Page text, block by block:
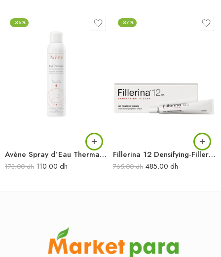
-36%
Avène Spray d’Eau Thermale 300 ml
173.00dh 110.00 dh
-37%
Fillerina 12 Densifying-Filler-Grade 4 Lip Contour Cream 15ML
765.00dh 485.00 dh